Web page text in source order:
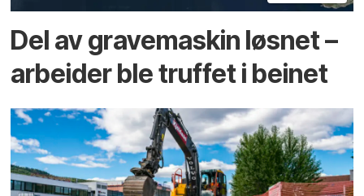
Del av grave­maskin løsnet –
arbeider ble truffet i beinet